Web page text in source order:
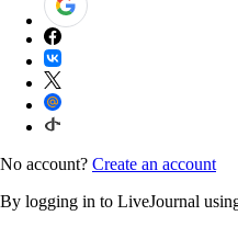
No account? Create an account
By logging in to LiveJournal